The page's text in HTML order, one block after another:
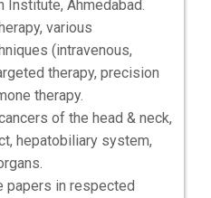
Institute, Ahmedabad.
various
(intravenous,
therapy, precision
therapy.
of the head & neck,
hepatobiliary system,
papers in respected